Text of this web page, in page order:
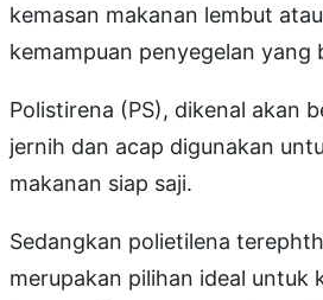
kemasan makanan lembut
kemampuan penyegelan yang
Polistirena (PS), dikenal akan
jernih dan acap digunakan
makanan siap saji.
Sedangkan polietilena
merupakan pilihan ideal untuk